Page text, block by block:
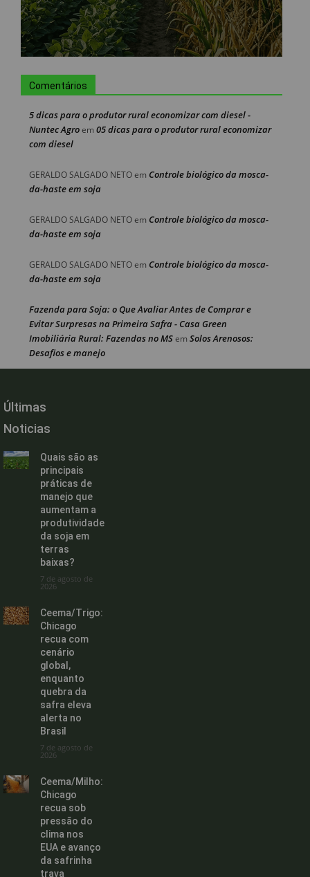
Comentários
5 dicas para o produtor rural economizar com diesel -
Nuntec Agroem 05 dicas para o produtor rural economizar
com diesel
GERALDO SALGADO NETOem Controle biológico da mosca-
da-haste em soja
GERALDO SALGADO NETOem Controle biológico da mosca-
da-haste em soja
GERALDO SALGADO NETOem Controle biológico da mosca-
da-haste em soja
Fazenda para Soja: o Que Avaliar Antes de Comprar e
Evitar Surpresas na Primeira Safra - Casa Green
Imobiliária Rural: Fazendas no MSem Solos Arenosos:
Desafios e manejo
Últimas
Noticias
Quais são as
principais
práticas de
manejo que
aumentam a
produtividade
da soja em
terras
baixas?
7 de agosto de
2026
Ceema/Trigo:
Chicago
recua com
cenário
global,
enquanto
quebra da
safra eleva
alerta no
Brasil
7 de agosto de
2026
Ceema/Milho:
Chicago
recua sob
pressão do
clima nos
EUA e avanço
da safrinha
trava